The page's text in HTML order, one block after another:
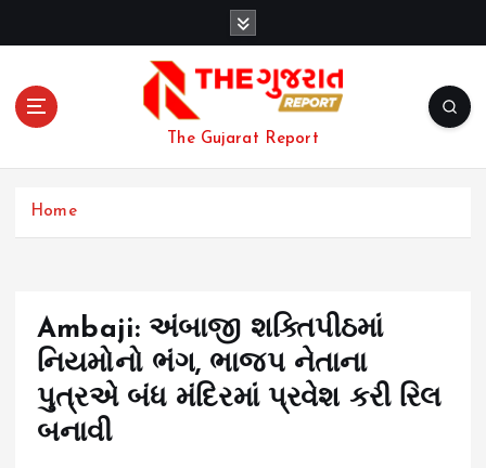
The Gujarat Report
Home
Ambaji: અંબાજી શક્તિપીઠમાં
નિયમોનો ભંગ, ભાજપ નેતાના
પુત્રએ બંધ મંદિરમાં પ્રવેશ કરી રિલ
બનાવી